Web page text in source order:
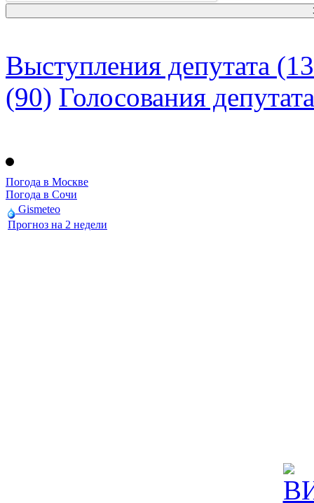
Выступления депутата
(90) Голосования депутата
Погода в Москве
Погода в Сочи
Gismeteo
Прогноз на 2 недели